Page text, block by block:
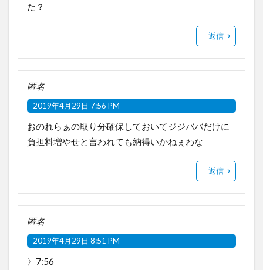
た？
返信
匿名
2019年4月29日 7:56 PM
おのれらぁの取り分確保しておいてジジババだけに
負担料増やせと言われても納得いかねぇわな
返信
匿名
2019年4月29日 8:51 PM
〉7:56